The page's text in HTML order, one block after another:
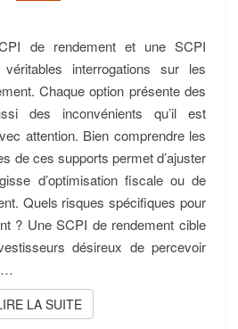
?
de rendement et une SCPI
interrogations sur les
Chaque option présente des
des inconvénients qu’il est
attention. Bien comprendre les
de ces supports permet d’ajuster
d’optimisation fiscale ou de
Quels risques spécifiques pour
? Une SCPI de rendement cible
désireux de percevoir
LA SUITELIRE LA SUITE